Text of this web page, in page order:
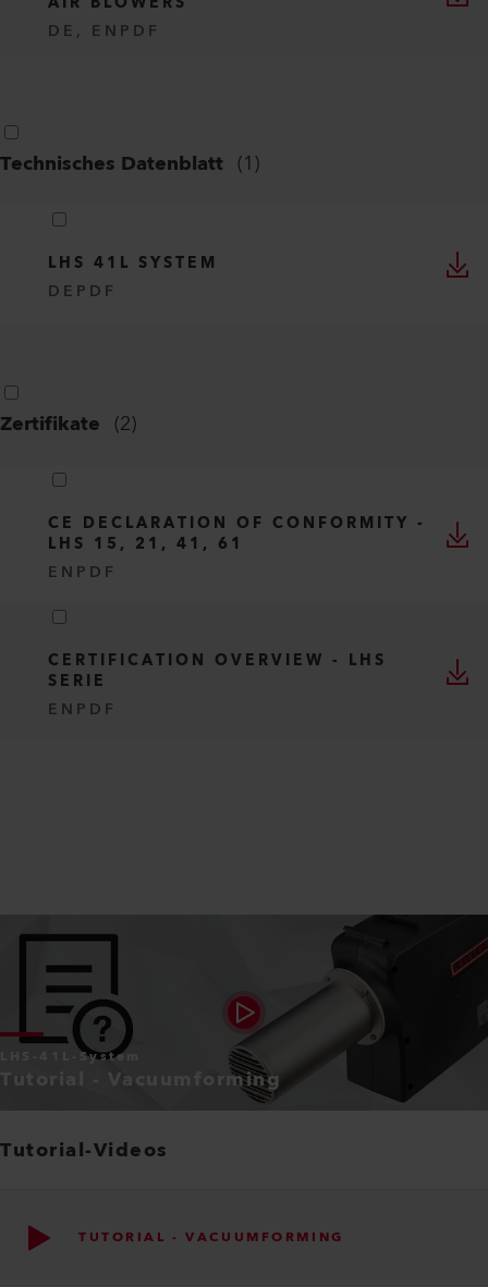
DE, EN PDF
Technisches Datenblatt (1)
LHS 41L SYSTEM
DE PDF
Zertifikate (2)
CE DECLARATION OF CONFORMITY -
LHS 15, 21, 41, 61
EN PDF
CERTIFICATION OVERVIEW - LHS
SERIE
EN PDF
LHS-41L-System
Tutorial - Vacuumforming
Tutorial-Videos
TUTORIAL - VACUUMFORMING